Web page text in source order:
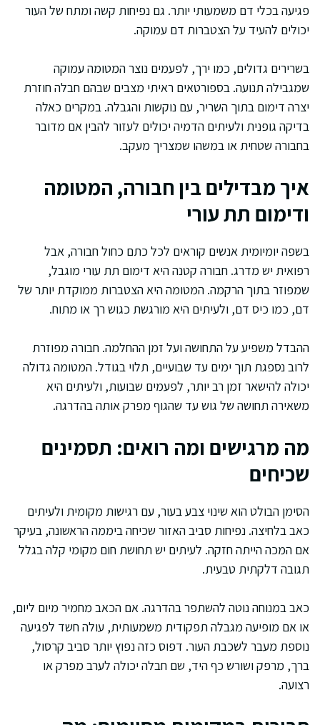
פגיעה בכלי דם משמעותי יותר. גם נפיחות קשה ומתח של העור
יכולים להעיד על הצטברות דם עמוקה.
בשרירים גדולים, כמו ירך, לפעמים נוצר המטומה עמוקה
שמגבילה תנועה. בספורטאים ראיתי מצבים שבהם חבלה חוזרת
יצרה דימום בתוך השריר, עם נוקשות והגבלה. במקרים כאלה
בדיקה גופנית ולעיתים הדמיה יכולים לעזור להבין אם מדובר
בחבורה שטחית או במשהו שמצריך מעקב.
איך מבדילים בין חבורה, המטומה
ודימום תת עורי
בשפה יומיומית אנשים קוראים לכל כתם כחול חבורה, אבל
רפואית יש מדרג. חבורה קטנה היא דימום תת עורי מוגבל,
שמפוזר בתוך הרקמה. המטומה היא הצטברות ממוקדת יותר של
דם, כמו כיס דם, ולעיתים היא מורגשת כגוש רך או מתוח.
ההבדל משפיע על התחושה ועל זמן ההחלמה. חבורה מפוזרת
לרוב נספגת תוך ימים עד שבועיים, תלוי בגודל. המטומה גדולה
יכולה להישאר זמן רב יותר, לפעמים שבועות, ולעיתים היא
משאירה תחושה של גוש עד שהגוף מפרק אותה בהדרגה.
מה מרגישים ומה רואים: תסמינים
שכיחים
הסימן הבולט הוא שינוי צבע בעור, עם רגישות מקומית ולעיתים
כאב בלחיצה. נפיחות סביב האזור שכיחה ביממה הראשונה, בעיקר
אם המכה הייתה חזקה. לעיתים יש תחושת חום מקומי קלה בגלל
תגובה דלקתית טבעית.
כאב במנוחה נוטה להשתפר בהדרגה. אם הכאב מחמיר מיום ליום,
או אם מופיעה מגבלה תפקודית משמעותית, עולה חשד לפגיעה
נוספת מעבר לשכבת העור. דפוס כזה נפוץ יותר סביב קרסול,
ברך, מרפק ושורש כף היד, שם חבלה יכולה לערב מפרק או
רצועה.